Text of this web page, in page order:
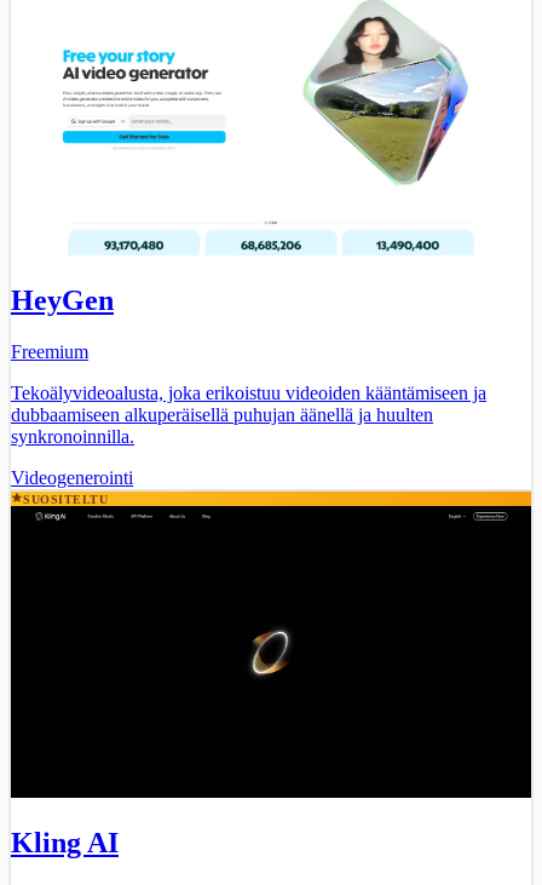
HeyGen
Freemium
Tekoälyvideoalusta, joka erikoistuu videoiden kääntämiseen ja
dubbaamiseen alkuperäisellä puhujan äänellä ja huulten
synkronoinnilla.
Videogenerointi
SUOSITELTU
Kling AI